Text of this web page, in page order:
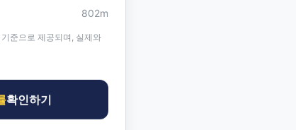
802m
준으로 제공되며, 실제와
확인하기